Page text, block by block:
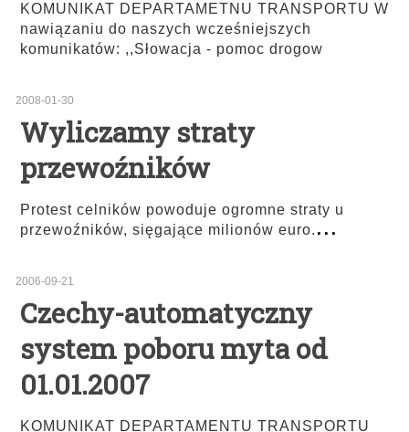
KOMUNIKAT DEPARTAMETNU TRANSPORTU W
nawiązaniu do naszych wcześniejszych
komunikatów: ,,Słowacja - pomoc drogow
2008-01-30
Wyliczamy straty
przewoźników
Protest celników powoduje ogromne straty u
przewoźników, sięgające milionów euro....
2006-09-21
Czechy-automatyczny
system poboru myta od
01.01.2007
KOMUNIKAT DEPARTAMENTU TRANSPORTU